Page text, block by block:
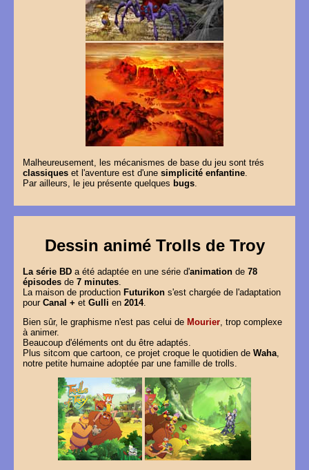
Malheureusement, les mécanismes de base du jeu sont trés
classiqueset l'aventure est d'une simplicité enfantine.
Par ailleurs, le jeu présente quelques bugs.
Dessin animé Trolls de Troy
La série BDa été adaptée en une série d'animationde 78
épisodesde 7 minutes.
La maison de production Futurikons'est chargée de l'adaptation
pour Canal + et Gulli en 2014.
Bien sûr, le graphisme n'est pas celui de Mourier, trop complexe
à animer.
Beaucoup d'éléments ont du être adaptés.
Plus sitcom que cartoon, ce projet croque le quotidien de Waha,
notre petite humaine adoptée par une famille de trolls.